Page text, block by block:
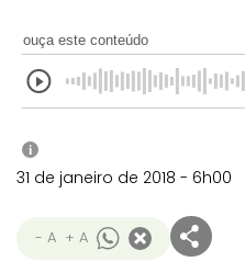
ouça este conteúdo
i
31 de janeiro de 2018 - 6h00
- A + A